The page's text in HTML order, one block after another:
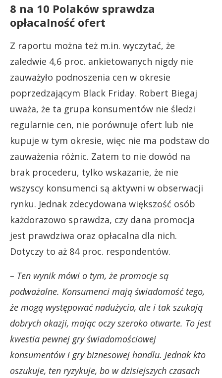
8 na 10 Polaków sprawdza
opłacalność ofert
Z raportu można też m.in. wyczytać, że
zaledwie 4,6 proc. ankietowanych nigdy nie
zauważyło podnoszenia cen w okresie
poprzedzającym Black Friday. Robert Biegaj
uważa, że ta grupa konsumentów nie śledzi
regularnie cen, nie porównuje ofert lub nie
kupuje w tym okresie, więc nie ma podstaw do
zauważenia różnic. Zatem to nie dowód na
brak procederu, tylko wskazanie, że nie
wszyscy konsumenci są aktywni w obserwacji
rynku. Jednak zdecydowana większość osób
każdorazowo sprawdza, czy dana promocja
jest prawdziwa oraz opłacalna dla nich.
Dotyczy to aż 84 proc. respondentów.
– Ten wynik mówi o tym, że promocje są
podważalne. Konsumenci mają świadomość tego,
że mogą występować nadużycia, ale i tak szukają
dobrych okazji, mając oczy szeroko otwarte. To jest
kwestia pewnej gry świadomościowej
konsumentów i gry biznesowej handlu. Jednak kto
oszukuje, ten ryzykuje, bo w dzisiejszych czasach